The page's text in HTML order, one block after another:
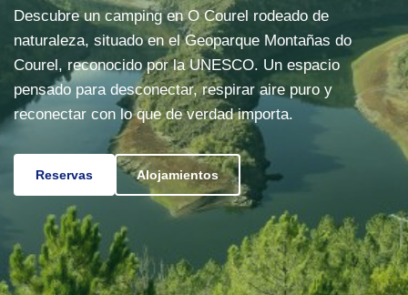
Descubre un camping en O Courel rodeado de
naturaleza, situado en el Geoparque Montañas do
Courel, reconocido por la UNESCO. Un espacio
pensado para desconectar, respirar aire puro y
reconectar con lo que de verdad importa.
Reservas Alojamientos